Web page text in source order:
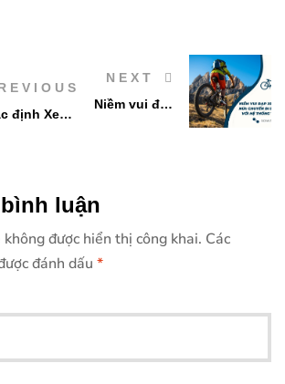
định Xe
NEXT
Niềm vui đạp
luận
được hiển thị công khai. Các
đánh dấu *